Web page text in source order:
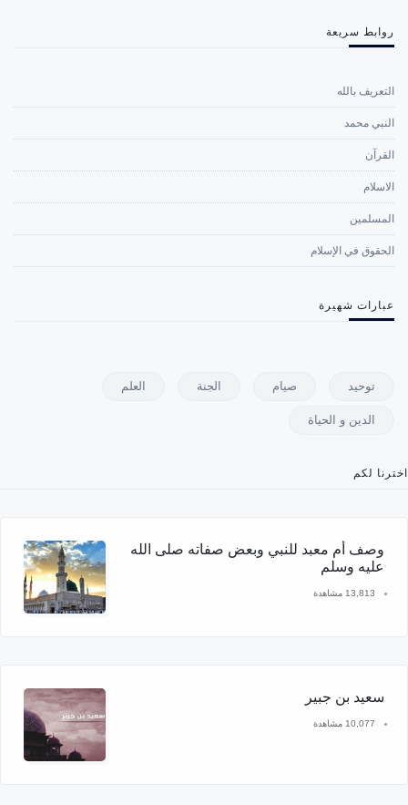
روابط سريعة
التعريف بالله
النبي محمد
القرآن
الاسلام
المسلمين
الحقوق في الإسلام
عبارات شهيرة
توحيد صيام الجنة العلم
الدين و الحياة
اخترنا لكم
وصف أم معبد للنبي وبعض صفاته صلى الله
عليه وسلم
13,813 مشاهدة
سعيد بن جبير
10,077 مشاهدة